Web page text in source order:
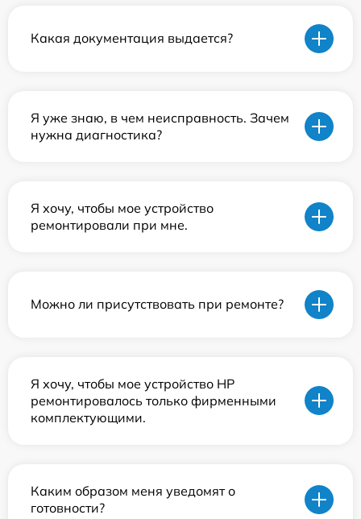
Какая документация выдается?
Я уже знаю, в чем неисправность. Зачем
нужна диагностика?
Я хочу, чтобы мое устройство
ремонтировали при мне.
Можно ли присутствовать при ремонте?
Я хочу, чтобы мое устройство HP
ремонтировалось только фирменными
комплектующими.
Каким образом меня уведомят о
готовности?